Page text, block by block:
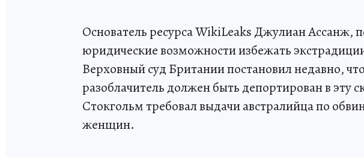
Основатель ресурса WikiLeaks Джулиан Ассанж,
юридические возможности избежать
Верховный суд Британии постановил недавно,
разоблачитель должен быть депортирован в эту
Стокгольм требовал выдачи австралийца по
женщин.